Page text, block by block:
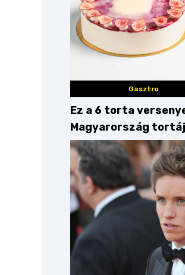
Gasztro
Ez a 6 torta
Magyarország